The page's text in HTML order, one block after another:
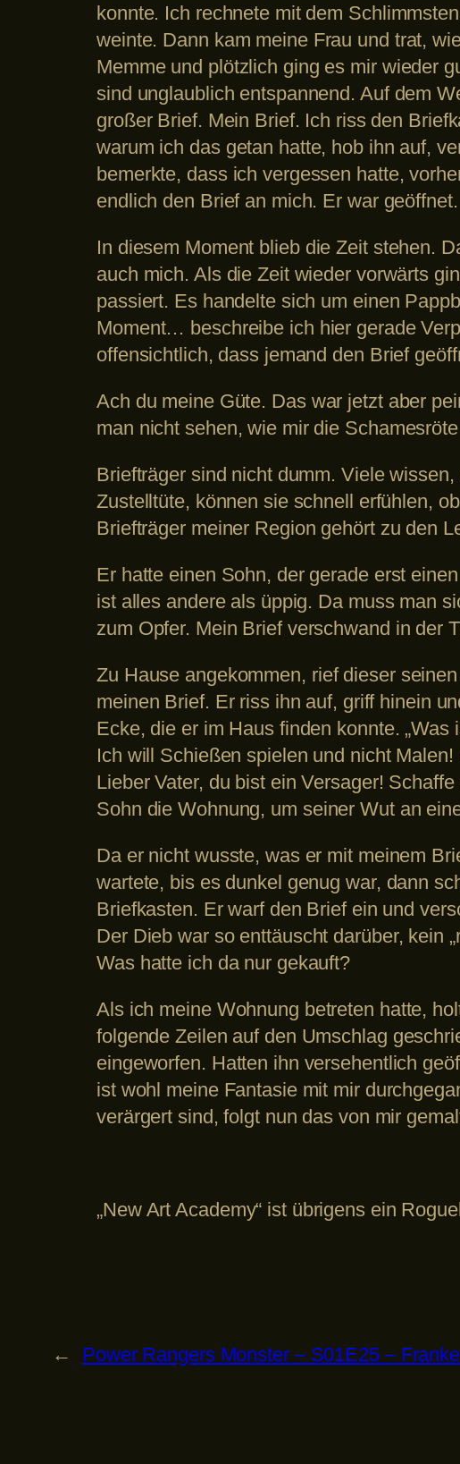
konnte. Ich rechnete mit dem
weinte. Dann kam meine Frau und trat,
Memme und plötzlich ging es mir wieder
sind unglaublich entspannend. Auf dem
großer Brief. Mein Brief. Ich riss den
warum ich das getan hatte, hob ihn auf,
bemerkte, dass ich vergessen hatte,
endlich den Brief an mich. Er war geöffnet.
In diesem Moment blieb die Zeit stehen.
auch mich. Als die Zeit wieder vorwärts
passiert. Es handelte sich um einen
Moment… beschreibe ich hier gerade
offensichtlich, dass jemand den Brief
Ach du meine Güte. Das war jetzt aber
man nicht sehen, wie mir die
Briefträger sind nicht dumm. Viele
Zustelltüte, können sie schnell erfühlen,
Briefträger meiner Region gehört zu den
Er hatte einen Sohn, der gerade erst
ist alles andere als üppig. Da muss man
zum Opfer. Mein Brief verschwand in der
Zu Hause angekommen, rief dieser
meinen Brief. Er riss ihn auf, griff hinein
Ecke, die er im Haus finden konnte.
Ich will Schießen spielen und nicht
Lieber Vater, du bist ein Versager!
Sohn die Wohnung, um seiner Wut an
Da er nicht wusste, was er mit meinem
wartete, bis es dunkel genug war, dann
Briefkasten. Er warf den Brief ein und
Der Dieb war so enttäuscht darüber, kein
Was hatte ich da nur gekauft?
Als ich meine Wohnung betreten hatte,
folgende Zeilen auf den Umschlag
eingeworfen. Hatten ihn versehentlich
ist wohl meine Fantasie mit mir
verärgert sind, folgt nun das von mir
„New Art Academy“ ist übrigens ein
← Power Rangers Monster – S01E25 –